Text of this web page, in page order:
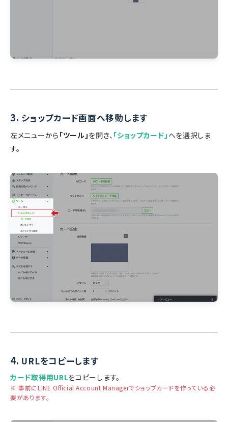
3. ショップカード画面へ移動します
左メニューから 「ツール」を開き、 「ショップカード」 へを選択しま
す。
4. URLをコピーします
カード取得用URLをコピーします。
※ 事前にLINE Official Account Managerでショップカードを作っている必
要があります。